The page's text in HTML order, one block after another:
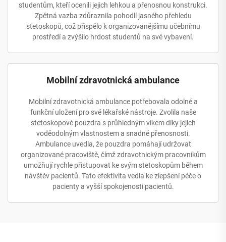
studentům, kteří ocenili jejich lehkou a přenosnou konstrukci.
Zpětná vazba zdůraznila pohodlí jasného přehledu
stetoskopů, což přispělo k organizovanějšímu učebnímu
prostředí a zvýšilo hrdost studentů na své vybavení.
Mobilní zdravotnická ambulance
Mobilní zdravotnická ambulance potřebovala odolné a
funkční uložení pro své lékařské nástroje. Zvolila naše
stetoskopové pouzdra s průhledným víkem díky jejich
voděodolným vlastnostem a snadné přenosnosti.
Ambulance uvedla, že pouzdra pomáhají udržovat
organizované pracoviště, čímž zdravotnickým pracovníkům
umožňují rychle přistupovat ke svým stetoskopům během
návštěv pacientů. Tato efektivita vedla ke zlepšení péče o
pacienty a vyšší spokojenosti pacientů.